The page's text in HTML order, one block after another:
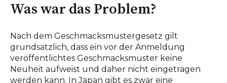
Was war das Problem?
Nach dem Geschmacksmustergesetz gilt
grundsätzlich, dass ein vor der Anmeldung
veröffentlichtes Geschmacksmuster keine
Neuheit aufweist und daher nicht eingetragen
werden kann. In Japan gibt es zwar eine